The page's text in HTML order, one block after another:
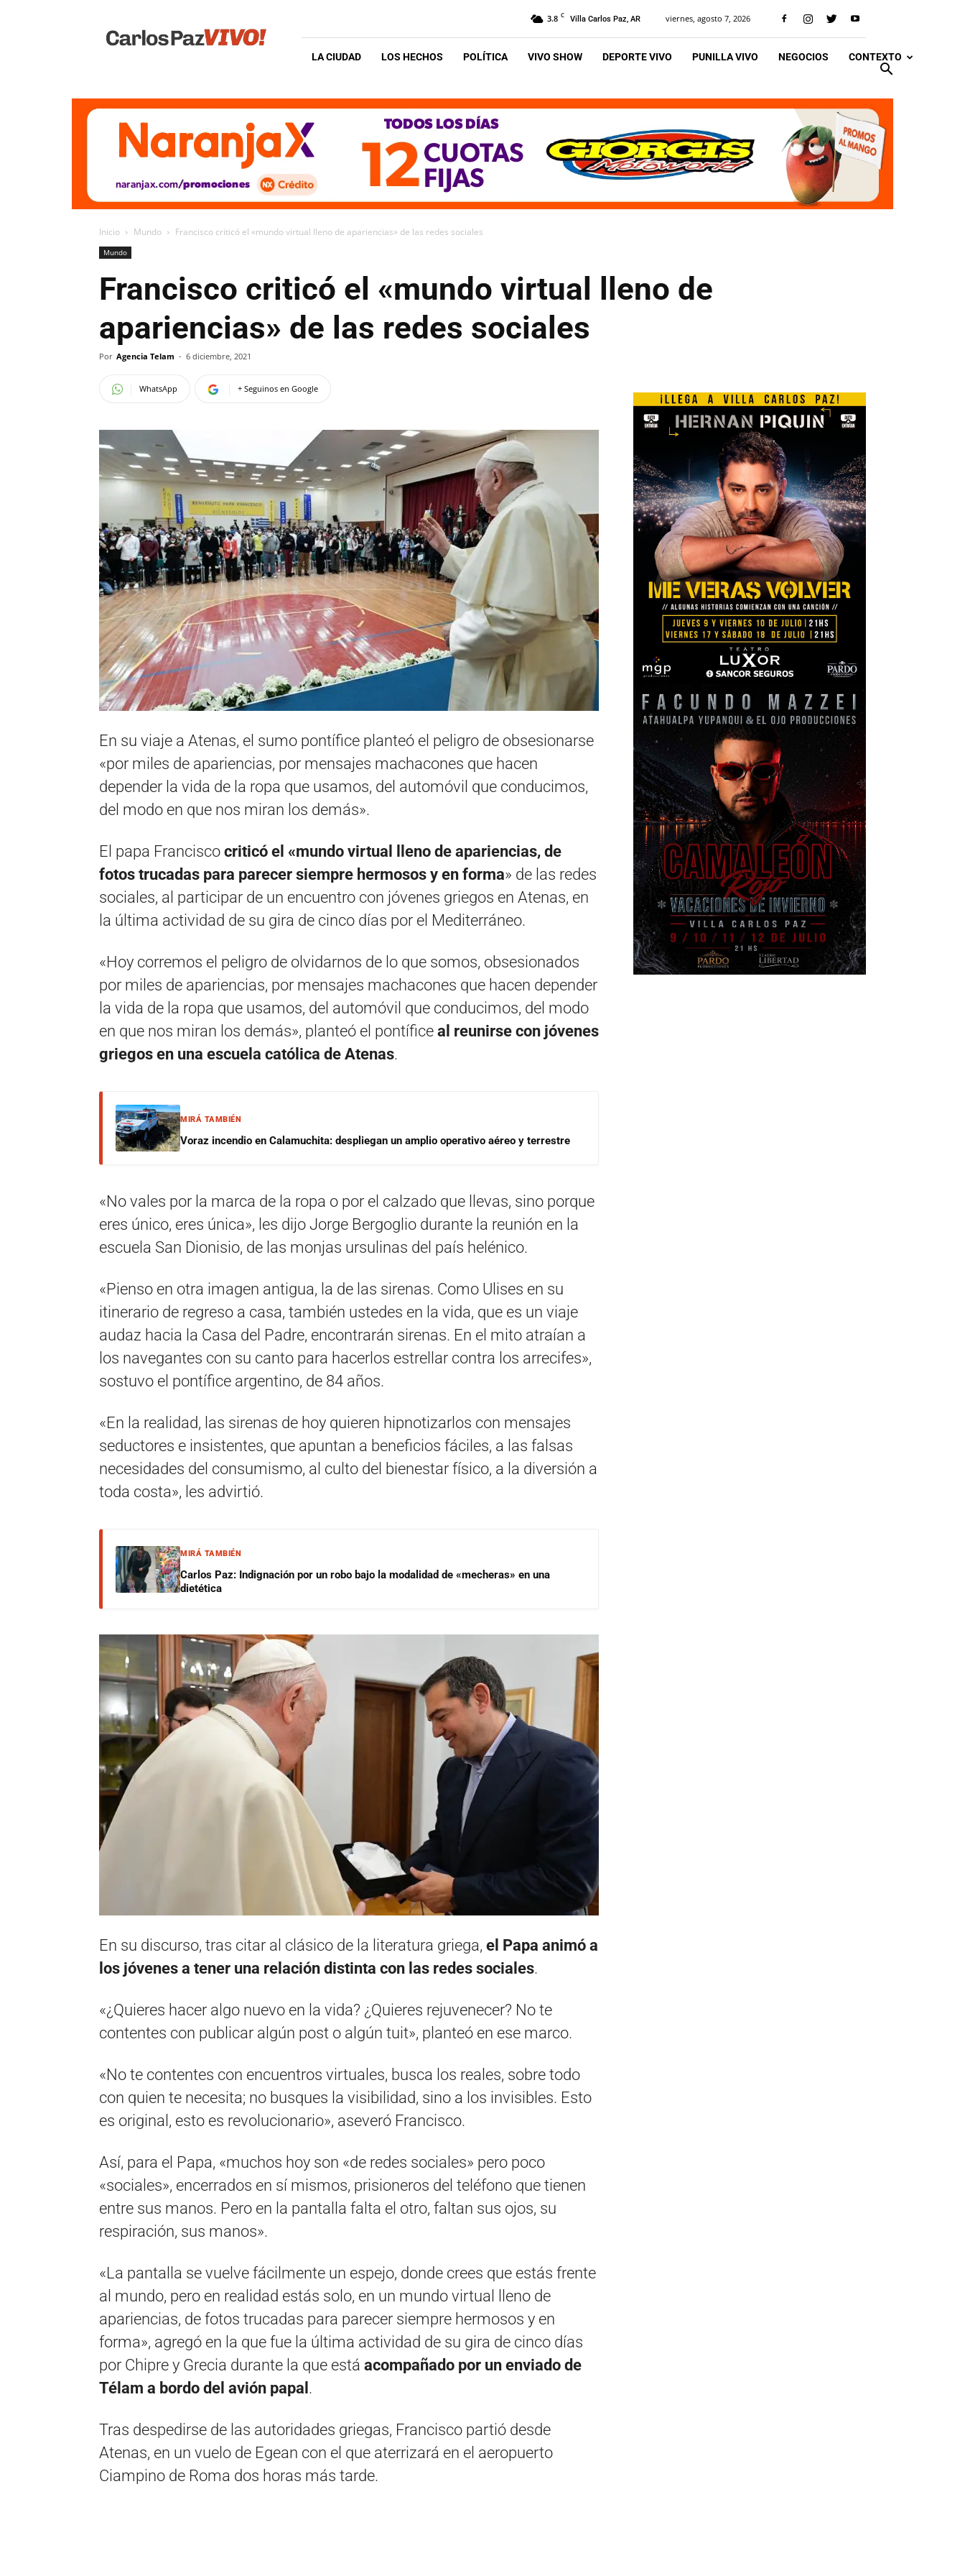
Vivo
3.8 C Villa Carlos Paz, AR viernes, agosto 7, 2026
LA CIUDAD LOS HECHOS POLÍTICA VIVO SHOW DEPORTE VIVO PUNILLA VIVO NEGOCIOS CONTEXTO
Inicio Mundo Francisco criticó el «mundo virtual lleno de apariencias» de las redes sociales
Mundo
Francisco criticó el «mundo virtual lleno de
apariencias» de las redes sociales
Por Agencia Telam - 6 diciembre, 2021
WhatsApp + Seguinos en Google
En su viaje a Atenas, el sumo pontífice planteó el peligro de obsesionarse
«por miles de apariencias, por mensajes machacones que hacen
depender la vida de la ropa que usamos, del automóvil que conducimos,
del modo en que nos miran los demás».
El papa Francisco criticó el «mundo virtual lleno de apariencias, de
fotos trucadas para parecer siempre hermosos y en forma» de las redes
sociales, al participar de un encuentro con jóvenes griegos en Atenas, en
la última actividad de su gira de cinco días por el Mediterráneo.
«Hoy corremos el peligro de olvidarnos de lo que somos, obsesionados
por miles de apariencias, por mensajes machacones que hacen depender
la vida de la ropa que usamos, del automóvil que conducimos, del modo
en que nos miran los demás», planteó el pontífice al reunirse con jóvenes
griegos en una escuela católica de Atenas.
MIRÁ TAMBIÉN
Voraz incendio en Calamuchita: despliegan un amplio operativo aéreo y terrestre
«No vales por la marca de la ropa o por el calzado que llevas, sino porque
eres único, eres única», les dijo Jorge Bergoglio durante la reunión en la
escuela San Dionisio, de las monjas ursulinas del país helénico.
«Pienso en otra imagen antigua, la de las sirenas. Como Ulises en su
itinerario de regreso a casa, también ustedes en la vida, que es un viaje
audaz hacia la Casa del Padre, encontrarán sirenas. En el mito atraían a
los navegantes con su canto para hacerlos estrellar contra los arrecifes»,
sostuvo el pontífice argentino, de 84 años.
«En la realidad, las sirenas de hoy quieren hipnotizarlos con mensajes
seductores e insistentes, que apuntan a beneficios fáciles, a las falsas
necesidades del consumismo, al culto del bienestar físico, a la diversión a
toda costa», les advirtió.
MIRÁ TAMBIÉN
Carlos Paz: Indignación por un robo bajo la modalidad de «mecheras» en una
dietética
En su discurso, tras citar al clásico de la literatura griega, el Papa animó a
los jóvenes a tener una relación distinta con las redes sociales.
«¿Quieres hacer algo nuevo en la vida? ¿Quieres rejuvenecer? No te
contentes con publicar algún post o algún tuit», planteó en ese marco.
«No te contentes con encuentros virtuales, busca los reales, sobre todo
con quien te necesita; no busques la visibilidad, sino a los invisibles. Esto
es original, esto es revolucionario», aseveró Francisco.
Así, para el Papa, «muchos hoy son «de redes sociales» pero poco
«sociales», encerrados en sí mismos, prisioneros del teléfono que tienen
entre sus manos. Pero en la pantalla falta el otro, faltan sus ojos, su
respiración, sus manos».
«La pantalla se vuelve fácilmente un espejo, donde crees que estás frente
al mundo, pero en realidad estás solo, en un mundo virtual lleno de
apariencias, de fotos trucadas para parecer siempre hermosos y en
forma», agregó en la que fue la última actividad de su gira de cinco días
por Chipre y Grecia durante la que está acompañado por un enviado de
Télam a bordo del avión papal .
Tras despedirse de las autoridades griegas, Francisco partió desde
Atenas, en un vuelo de Egean con el que aterrizará en el aeropuerto
Ciampino de Roma dos horas más tarde.